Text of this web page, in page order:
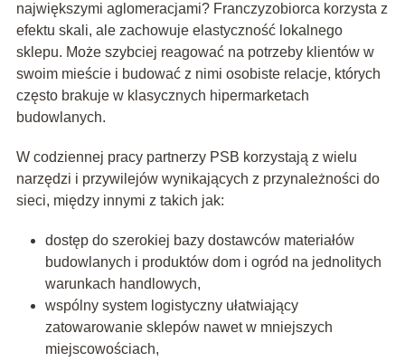
największymi aglomeracjami? Franczyzobiorca korzysta z
efektu skali, ale zachowuje elastyczność lokalnego
sklepu. Może szybciej reagować na potrzeby klientów w
swoim mieście i budować z nimi osobiste relacje, których
często brakuje w klasycznych hipermarketach
budowlanych.
W codziennej pracy partnerzy PSB korzystają z wielu
narzędzi i przywilejów wynikających z przynależności do
sieci, między innymi z takich jak:
dostęp do szerokiej bazy dostawców materiałów
budowlanych i produktów dom i ogród na jednolitych
warunkach handlowych,
wspólny system logistyczny ułatwiający
zatowarowanie sklepów nawet w mniejszych
miejscowościach,